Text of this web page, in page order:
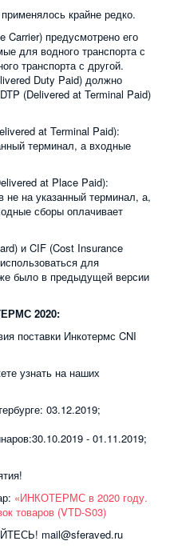
крайне редко.
Carrier) предусмотрено его
для водного транспорта с
транспорта с другой.
Duty Paid) должно
(Delivered at Terminal Paid)
at Terminal Paid):
терминал, а входные
at Place Paid):
не на указанный терминал, а,
сборы оплачивает
и CIF (Cost Insurance
для
было в предыдущей версии
2020:
поставки Инкотермс CNI
узнать на наших
03.12.2019;
ов:30.10.2019 - 01.11.2019;
«ИНКОТЕРМС в 2020 году.
товаров (VTD-S03)
mail@sferaved.ru